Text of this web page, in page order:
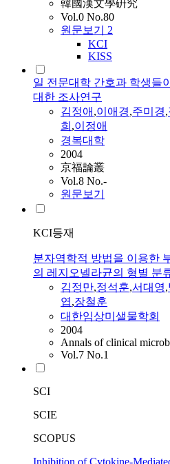
韓國漢文學硏究
Vol.0 No.80
원문보기 2
KCI
KISS
일 전문대학 간호과 학생들
대한 조사연구
김정애 ,이애경,주미경,
희 ,이정애
경복대학
2004
京福論叢
Vol.8 No.-
원문보기
KCI등재
분자역학적 방법을 이용한
의 레지오넬라균의 형별 분
김정만,정석훈,서대영,
엽,장철훈
대한임상미샐물학회
2004
Annals of clinical
Vol.7 No.1
SCI
SCIE
SCOPUS